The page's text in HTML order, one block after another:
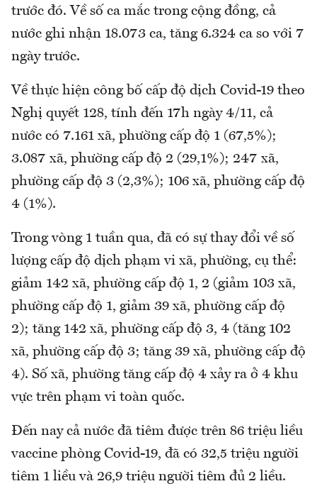
trước đó. Về số ca mắc trong cộng đồng, cả
nước ghi nhận 18.073 ca, tăng 6.324 ca so với 7
ngày trước.
Về thực hiện công bố cấp độ dịch Covid-19 theo
Nghị quyết 128, tính đến 17h ngày 4/11, cả
nước có 7.161 xã, phường cấp độ 1 (67,5%);
3.087 xã, phường cấp độ 2 (29,1%); 247 xã,
phường cấp độ 3 (2,3%); 106 xã, phường cấp độ
4 (1%).
Trong vòng 1 tuần qua, đã có sự thay đổi về số
lượng cấp độ dịch phạm vi xã, phường, cụ thể:
giảm 142 xã, phường cấp độ 1, 2 (giảm 103 xã,
phường cấp độ 1, giảm 39 xã, phường cấp độ
2); tăng 142 xã, phường cấp độ 3, 4 (tăng 102
xã, phường cấp độ 3; tăng 39 xã, phường cấp độ
4). Số xã, phường tăng cấp độ 4 xảy ra ở 4 khu
vực trên phạm vi toàn quốc.
Đến nay cả nước đã tiêm được trên 86 triệu liều
vaccine phòng Covid-19, đã có 32,5 triệu người
tiêm 1 liều và 26,9 triệu người tiêm đủ 2 liều.